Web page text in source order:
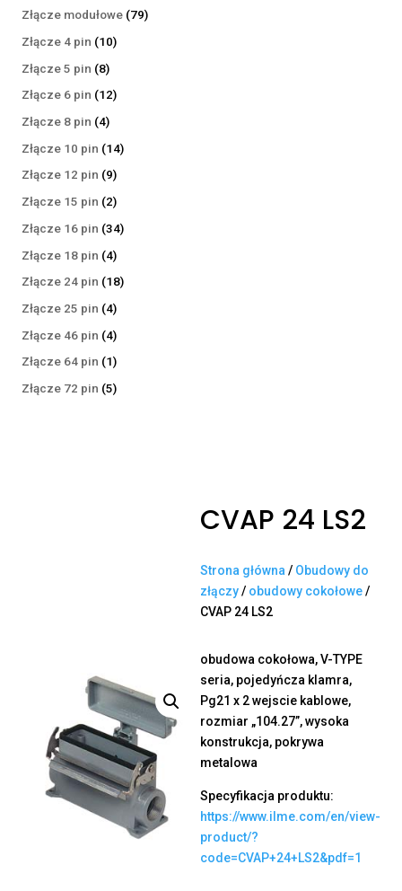
produkty
Złącze modułowe 7979
Złącze 4 pin 1010
Złącze 5 pin 88
produktów
Złącze 6 pin 1212
Złącze 8 pin 44
produkty
Złącze 10 pin 1414
Złącze 12 pin 99
produktów
Złącze 15 pin 22
produkty
Złącze 16 pin 3434
Złącze 18 pin 44
produkty
Złącze 24 pin 1818
Złącze 25 pin 44
produkty
Złącze 46 pin 44
produkty
Złącze 64 pin 11
produkt
Złącze 72 pin 55
CVAP 24 LS2
Strona główna / Obudowy do
złączy/ obudowy cokołowe/
CVAP 24 LS2
obudowa cokołowa, V-TYPE
seria, pojedyńcza klamra,
Pg21 x 2 wejscie kablowe,
rozmiar „104.27”, wysoka
konstrukcja, pokrywa
metalowa
Specyfikacja produktu:
https://www.ilme.com/en/view-
product/?
code=CVAP+24+LS2&pdf=1